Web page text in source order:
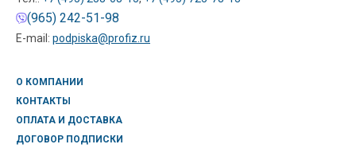
(965) 242-51-98
E-mail: podpiska@profiz.ru
О КОМПАНИИ
КОНТАКТЫ
ОПЛАТА И ДОСТАВКА
ДОГОВОР ПОДПИСКИ